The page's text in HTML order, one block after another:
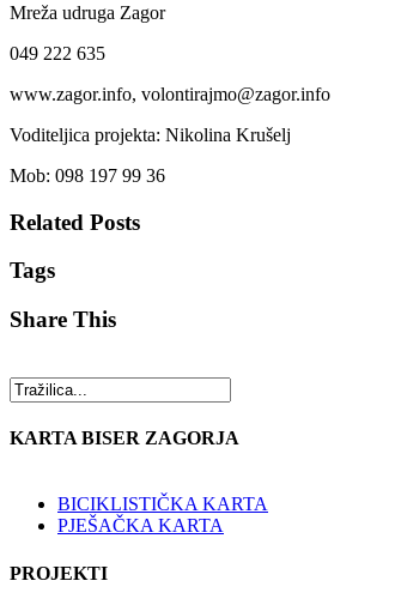
Mreža udruga Zagor
049 222 635
www.zagor.info, volontirajmo@zagor.info
Voditeljica projekta: Nikolina Krušelj
Mob: 098 197 99 36
Related Posts
Tags
Share This
KARTA BISER ZAGORJA
BICIKLISTIČKA KARTA
PJEŠAČKA KARTA
PROJEKTI